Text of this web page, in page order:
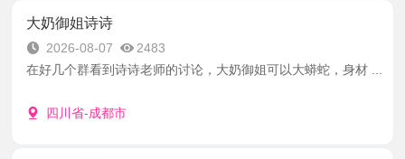
大奶御姐诗诗
2026-08-07
2483
在好几个群看到诗诗老师的讨论，大奶御姐可以大蟒蛇，身材 ...
四川省-成都市